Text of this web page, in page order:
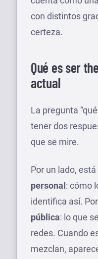
con distintos
certeza.
Qué es ser
actual
La pregunta
tener dos
que se mire.
Por un lado, está
personal : cómo
identifica así.
pública: lo que
redes. Cuando
mezclan,